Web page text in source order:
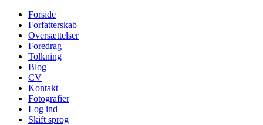
Forside
Forfatterskab
Oversættelser
Foredrag
Tolkning
Blog
CV
Kontakt
Fotografier
Log ind
Skift sprog